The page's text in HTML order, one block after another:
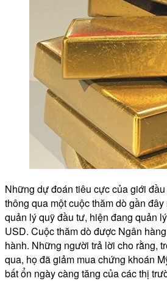
Những dự đoán tiêu cực của giới
thông qua một cuộc thăm dò gần
quản lý quỹ đầu tư, hiện đang quản
USD. Cuộc thăm dò được Ngân
hành. Những người trả lời cho rằng,
qua, họ đã giảm mua chứng khoán
bất ổn ngày càng tăng của các thị